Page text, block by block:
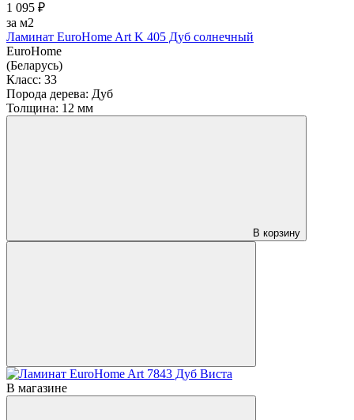
1 095 ₽
за м2
Ламинат EuroHome Art K 405 Дуб солнечный
EuroHome
(Беларусь)
Класс: 33
Порода дерева: Дуб
Толщина: 12 мм
В корзину
В магазине